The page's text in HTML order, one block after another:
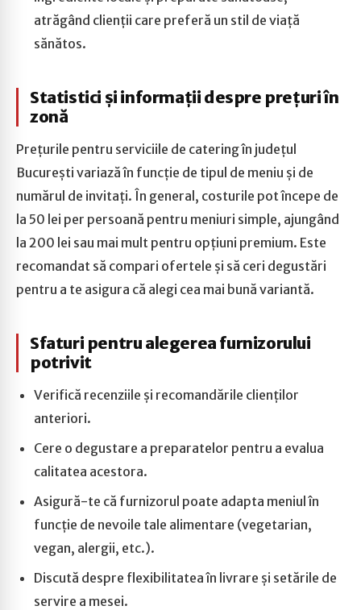
atrăgând clienții care preferă un stil de viață
sănătos.
Statistici și informații despre prețuri în
zonă
Prețurile pentru serviciile de catering în județul
București variază în funcție de tipul de meniu și de
numărul de invitați. În general, costurile pot începe de
la 50 lei per persoană pentru meniuri simple, ajungând
la 200 lei sau mai mult pentru opțiuni premium. Este
recomandat să compari ofertele și să ceri degustări
pentru a te asigura că alegi cea mai bună variantă.
Sfaturi pentru alegerea furnizorului
potrivit
Verifică recenziile și recomandările clienților
anteriori.
Cere o degustare a preparatelor pentru a evalua
calitatea acestora.
Asigură-te că furnizorul poate adapta meniul în
funcție de nevoile tale alimentare (vegetarian,
vegan, alergii, etc.).
Discută despre flexibilitatea în livrare și setările de
servire a mesei.